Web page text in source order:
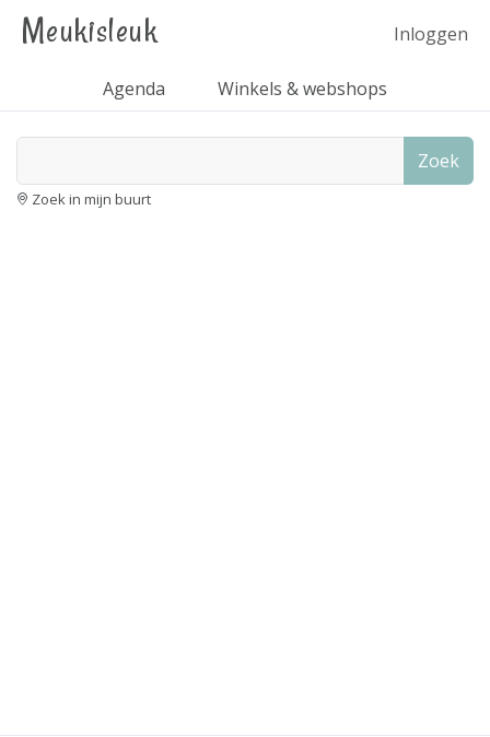
Meukisleuk Inloggen
Agenda Winkels & webshops
Zoek
Zoek in mijn buurt